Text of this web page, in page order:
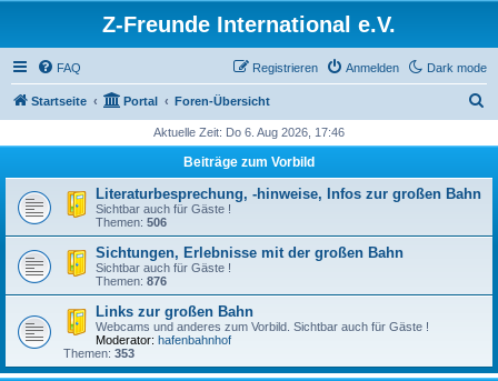
Z-Freunde International e.V.
Dark mode
FAQ Anmelden
Registrieren
Startseite Portal Foren-Übersicht
h
Aktuelle Zeit: Do 6. Aug 2026, 17:46
Beiträge zum Vorbild
Literaturbesprechung, -hinweise, Infos zur großen Bahn
Sichtbar auch für Gäste !
Themen: 506
Sichtungen, Erlebnisse mit der großen Bahn
Sichtbar auch für Gäste !
Themen: 876
Links zur großen Bahn
Webcams und anderes zum Vorbild. Sichtbar auch für Gäste !
Moderator: hafenbahnhof
Themen: 353